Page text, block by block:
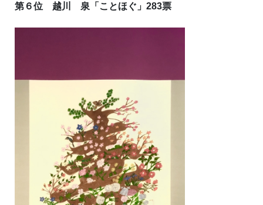
第６位 越川 泉「ことほぐ」283票